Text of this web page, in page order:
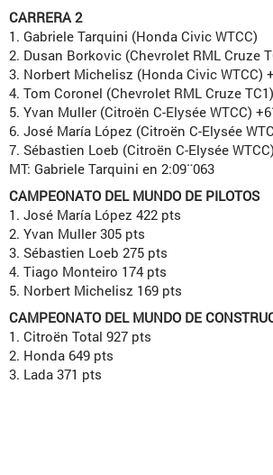
CARRERA 2
1. Gabriele Tarquini (Honda Civic WTCC)
2. Dusan Borkovic (Chevrolet RML Cruze
3. Norbert Michelisz (Honda Civic WTCC)
4. Tom Coronel (Chevrolet RML Cruze
5. Yvan Muller (Citroën C-Elysée WTCC)
6. José María López (Citroën C-Elysée
7. Sébastien Loeb (Citroën C-Elysée
MT: Gabriele Tarquini en 2:09¨063
CAMPEONATO DEL MUNDO DE PILOTOS
1. José María López 422 pts
2. Yvan Muller 305 pts
3. Sébastien Loeb 275 pts
4. Tiago Monteiro 174 pts
5. Norbert Michelisz 169 pts
CAMPEONATO DEL MUNDO DE
1. Citroën Total 927 pts
2. Honda 649 pts
3. Lada 371 pts